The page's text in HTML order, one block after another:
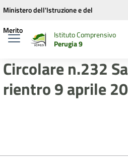
Vai ai contenuti
Vai al menu di navigazione
Vai al footer
Ministero dell'Istruzione e del
Merito
Istituto Comprensivo
Perugia 9
Circolare n.232
rientro 9 aprile